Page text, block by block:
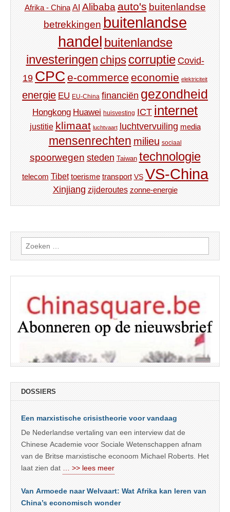
Afrika - China AI Alibaba auto's buitenlandse
betrekkingen buitenlandse
handel buitenlandse
investeringen chips corruptie Covid-
19 CPC e-commerce economie elektriciteit
energie EU EU-China financiën gezondheid
Hongkong Huawei huisvesting ICT internet
justitie klimaat luchtvaart luchtvervuiling media
mensenrechten milieu sociaal
spoorwegen steden Taiwan technologie
telecom Tibet toerisme transport VS VS-China
Xinjiang zijderoutes zonne-energie
Zoeken
naar:
DOSSIERS
Een marxistische crisistheorie voor vandaag
De Nederlandse vertaling van een interview dat de
Chinese Academie voor Sociale Wetenschappen afnam
van de Britse marxistische econoom Michael Roberts. Het
laat zien dat
… >> lees meer
Van Armoede naar Welvaart: Wat Afrika kan leren van
China’s economisch wonder